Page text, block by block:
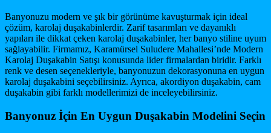
Banyonuzu modern ve şık bir görünüme kavuşturmak için ideal
çözüm, karolaj duşakabinlerdir. Zarif tasarımları ve dayanıklı
yapıları ile dikkat çeken karolaj duşakabinler, her banyo stiline uyum
sağlayabilir. Firmamız, Karamürsel Suludere Mahallesi’nde Modern
Karolaj Duşakabin Satışı konusunda lider firmalardan biridir. Farklı
renk ve desen seçenekleriyle, banyonuzun dekorasyonuna en uygun
karolaj duşakabini seçebilirsiniz. Ayrıca, akordiyon duşakabin, cam
duşakabin gibi farklı modellerimizi de inceleyebilirsiniz.
Banyonuz İçin En Uygun Duşakabin Modelini Seçin